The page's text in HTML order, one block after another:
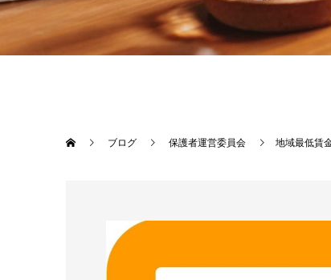
ブログ 保護者運営委員会 地域最低賃